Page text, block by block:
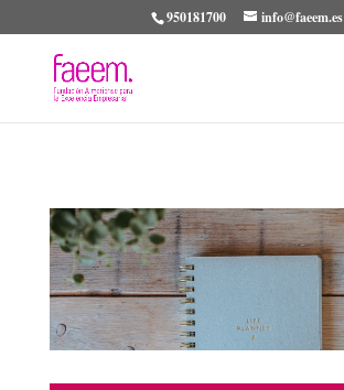
950181700 info@faeem.es